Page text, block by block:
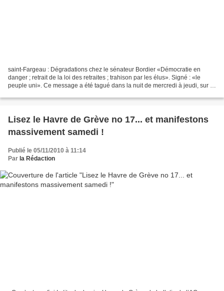
saint-Fargeau : Dégradations chez le sénateur Bordier «Démocratie en
danger ; retrait de la loi des retraites ; trahison par les élus». Signé : «le
peuple uni». Ce message a été tagué dans la nuit de mercredi à jeudi, sur la
Lisez le Havre de Grève no 17... et manifestons
massivement samedi !
Publié le 05/11/2010 à 11:14
Par la Rédaction